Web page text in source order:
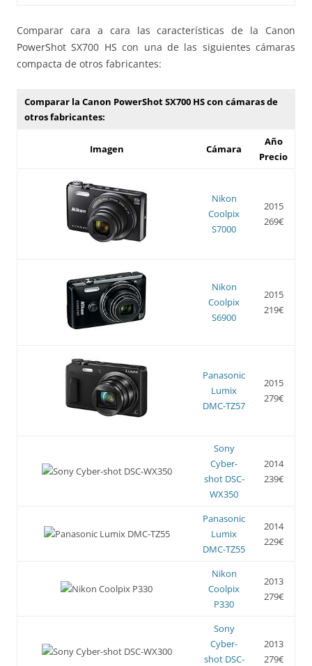
Comparar cara a cara las características de la Canon
PowerShot SX700 HS con una de las siguientes cámaras
compacta de otros fabricantes:
Comparar la Canon PowerShot SX700 HS con cámaras de
otros fabricantes:
Imagen Cámara
Año
Precio
Nikon
Coolpix
S7000
2015
269€
Nikon
Coolpix
S6900
2015
219€
Panasonic
Lumix
DMC-TZ57
2015
279€
Sony
Cyber-
shot DSC-
WX350
2014
239€
Panasonic
Lumix
DMC-TZ55
2014
229€
Nikon
Coolpix
P330
2013
279€
Sony
Cyber-
shot DSC-
2013
279€